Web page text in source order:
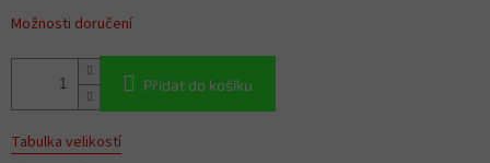
Možnosti doručení
Přidat do košíku
Tabulka velikostí